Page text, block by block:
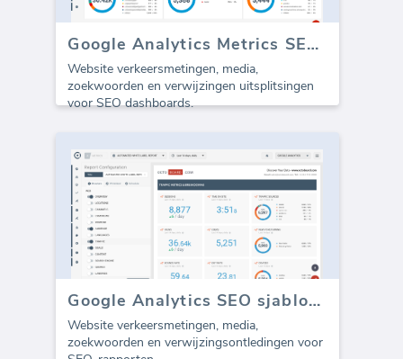
Google Analytics Metrics SEO dashboard
Website verkeersmetingen, media,
zoekwoorden en verwijzingen uitsplitsingen
voor SEO dashboards.
Google Analytics SEO sjabloon (Rapport)
Website verkeersmetingen, media,
zoekwoorden en verwijzingsontledingen voor